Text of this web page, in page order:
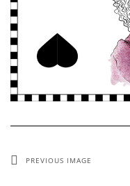
PREVIOUS IMAGE